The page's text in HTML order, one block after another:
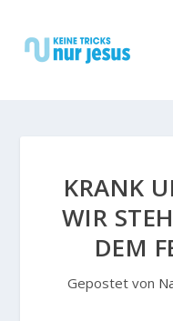
KRANK
WIR
DEM
Gepostet von